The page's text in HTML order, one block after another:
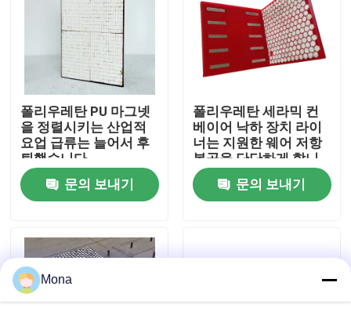
회사 소개
공장 투어
품질 관리
연락처
요업 마모 라이너
알루미나 세라믹 라이너
폴리우레탄 PU 마그넷
을 정렬시키는 산업적
요업 급류는 늘어서 후
퇴했습니다
문의 보내기
폴리우레탄 세라믹 컨
베이어 낙하 장치 라이
너는 지원한 웨어 저항
복공을 단단하게 합니
다
문의 보내기
Mona